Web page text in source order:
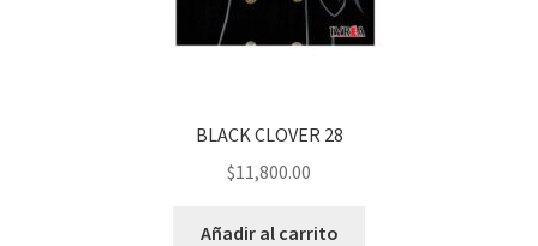
BLACK CLOVER 28
$11,800.00
Añadir al carrito